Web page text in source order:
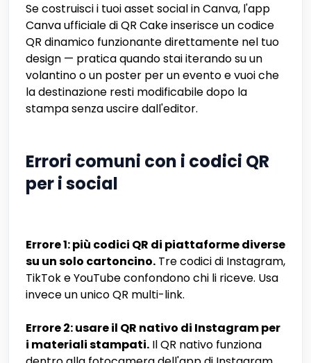
Se costruisci i tuoi asset social in Canva, l'app
Canva ufficiale di QR Cake inserisce un codice
QR dinamico funzionante direttamente nel tuo
design — pratica quando stai iterando su un
volantino o un poster per un evento e vuoi che
la destinazione resti modificabile dopo la
stampa senza uscire dall'editor.
Errori comuni con i codici QR
per i social
Errore 1: più codici QR di piattaforme diverse
su un solo cartoncino. Tre codici di Instagram,
TikTok e YouTube confondono chi li riceve. Usa
invece un unico QR multi-link.
Errore 2: usare il QR nativo di Instagram per
i materiali stampati. Il QR nativo funziona